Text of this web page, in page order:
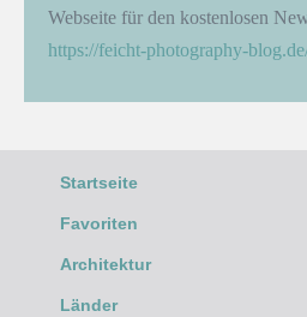
Webseite für den kostenlosen
https://feicht-photography-
Startseite
Favoriten
Architektur
Länder